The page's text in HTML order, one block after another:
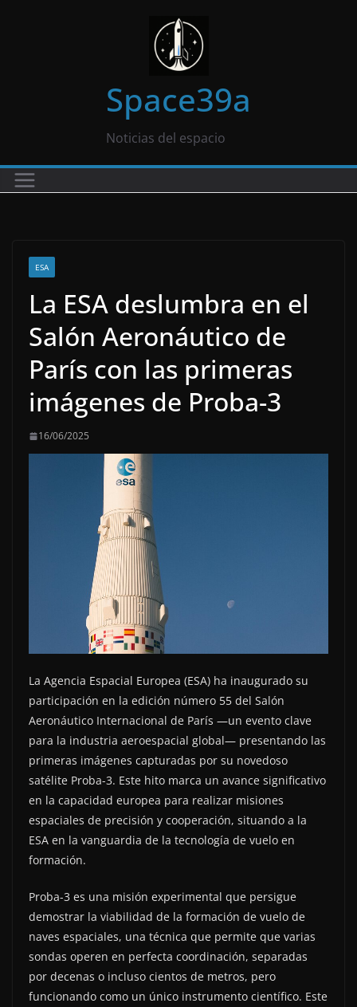
Space39a
Noticias del espacio
ESA
La ESA deslumbra en el
Salón Aeronáutico de
París con las primeras
imágenes de Proba-3
16/06/2025
La Agencia Espacial Europea (ESA) ha inaugurado su
participación en la edición número 55 del Salón
Aeronáutico Internacional de París —un evento clave
para la industria aeroespacial global— presentando las
primeras imágenes capturadas por su novedoso
satélite Proba-3. Este hito marca un avance significativo
en la capacidad europea para realizar misiones
espaciales de precisión y cooperación, situando a la
ESA en la vanguardia de la tecnología de vuelo en
formación.
Proba-3 es una misión experimental que persigue
demostrar la viabilidad de la formación de vuelo de
naves espaciales, una técnica que permite que varias
sondas operen en perfecta coordinación, separadas
por decenas o incluso cientos de metros, pero
funcionando como un único instrumento científico. Este